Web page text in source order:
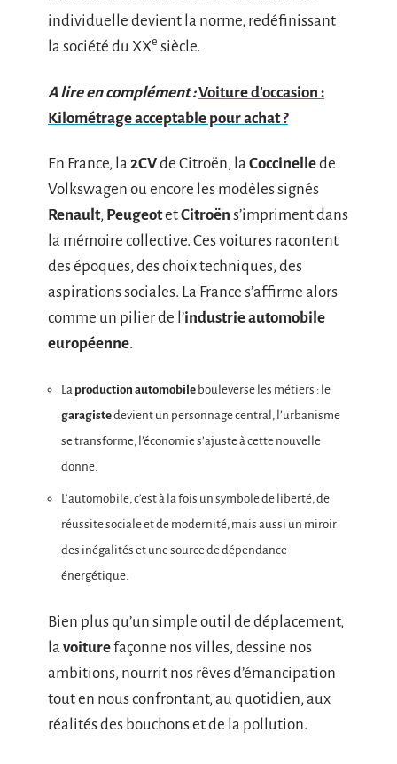
individuelle devient la norme, redéfinissant
la société du XXe siècle.
A lire en complément :Voiture d'occasion :
Kilométrage acceptable pour achat ?
En France, la 2CVde Citroën, la Coccinellede
Volkswagen ou encore les modèles signés
Renault, PeugeotetCitroën s’impriment dans
la mémoire collective. Ces voitures racontent
des époques, des choix techniques, des
aspirations sociales. La France s’affirme alors
comme un pilier de l’industrie automobile
européenne.
La production automobile bouleverse les métiers : le
garagistedevient un personnage central, l’urbanisme
se transforme, l’économie s’ajuste à cette nouvelle
donne.
L’automobile, c’est à la fois un symbole de liberté, de
réussite sociale et de modernité, mais aussi un miroir
des inégalités et une source de dépendance
énergétique.
Bien plus qu’un simple outil de déplacement,
la voiturefaçonne nos villes, dessine nos
ambitions, nourrit nos rêves d’émancipation
tout en nous confrontant, au quotidien, aux
réalités des bouchons et de la pollution.